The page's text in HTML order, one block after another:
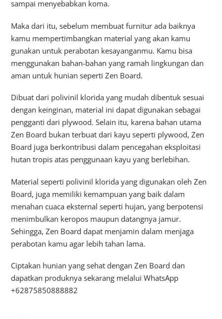
sampai menyebabkan koma.
Maka dari itu, sebelum membuat furnitur ada baiknya
kamu mempertimbangkan material yang akan kamu
gunakan untuk perabotan kesayanganmu. Kamu bisa
menggunakan bahan-bahan yang ramah lingkungan dan
aman untuk hunian seperti Zen Board.
Dibuat dari polivinil klorida yang mudah dibentuk sesuai
dengan keinginan, material ini dapat digunakan sebagai
pengganti dari plywood. Selain itu, karena bahan utama
Zen Board bukan terbuat dari kayu seperti plywood, Zen
Board juga berkontribusi dalam pencegahan eksploitasi
hutan tropis atas penggunaan kayu yang berlebihan.
Material seperti polivinil klorida yang digunakan oleh Zen
Board, juga memiliki kemampuan yang baik dalam
menahan cuaca eksternal seperti hujan, yang berpotensi
menimbulkan keropos maupun datangnya jamur.
Sehingga, Zen Board dapat menjamin dalam menjaga
perabotan kamu agar lebih tahan lama.
Ciptakan hunian yang sehat dengan Zen Board dan
dapatkan produknya sekarang melalui WhatsApp
+62875850888882